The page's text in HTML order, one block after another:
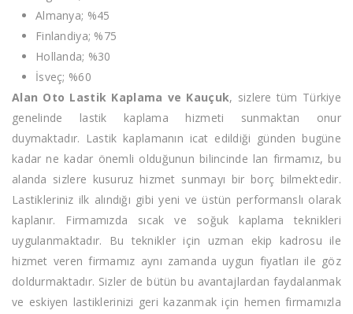
Almanya; %45
Finlandiya; %75
Hollanda; %30
İsveç; %60
Alan Oto Lastik Kaplama ve Kauçuk, sizlere tüm Türkiye
genelinde lastik kaplama hizmeti sunmaktan onur
duymaktadır. Lastik kaplamanın icat edildiği günden bugüne
kadar ne kadar önemli olduğunun bilincinde lan firmamız, bu
alanda sizlere kusuruz hizmet sunmayı bir borç bilmektedir.
Lastikleriniz ilk alındığı gibi yeni ve üstün performanslı olarak
kaplanır. Firmamızda sıcak ve soğuk kaplama teknikleri
uygulanmaktadır. Bu teknikler için uzman ekip kadrosu ile
hizmet veren firmamız aynı zamanda uygun fiyatları ile göz
doldurmaktadır. Sizler de bütün bu avantajlardan faydalanmak
ve eskiyen lastiklerinizi geri kazanmak için hemen firmamızla